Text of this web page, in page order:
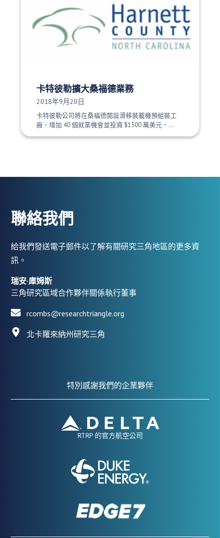
卡特彼勒擴大桑福德業務
發布日期：
2018年9月20日
卡特彼勒公司將在桑福德開設滑移裝載機預組裝工
廠，增加 40 個就業機會並投資 $1500 萬美元，...
聯絡我們
給我們發送電子郵件以了解有關研究三角地區的更多資
訊。
瑞安·庫姆斯
三角研究區域合作夥伴關係執行董事
rcombs@researchtriangle.org
北卡羅來納州研究三角
特別感謝我們的企業夥伴
RTRP 的官方航空公司